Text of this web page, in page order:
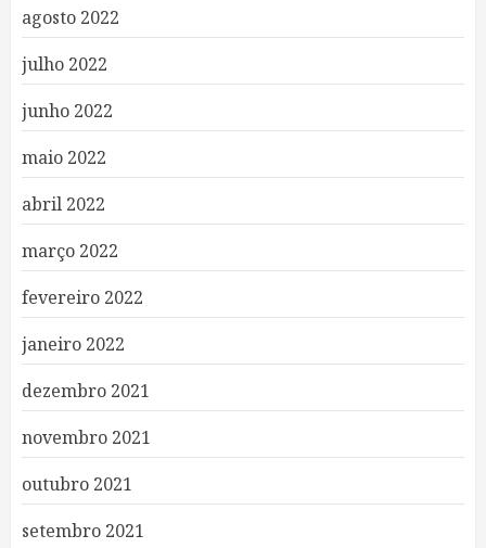
agosto 2022
julho 2022
junho 2022
maio 2022
abril 2022
março 2022
fevereiro 2022
janeiro 2022
dezembro 2021
novembro 2021
outubro 2021
setembro 2021